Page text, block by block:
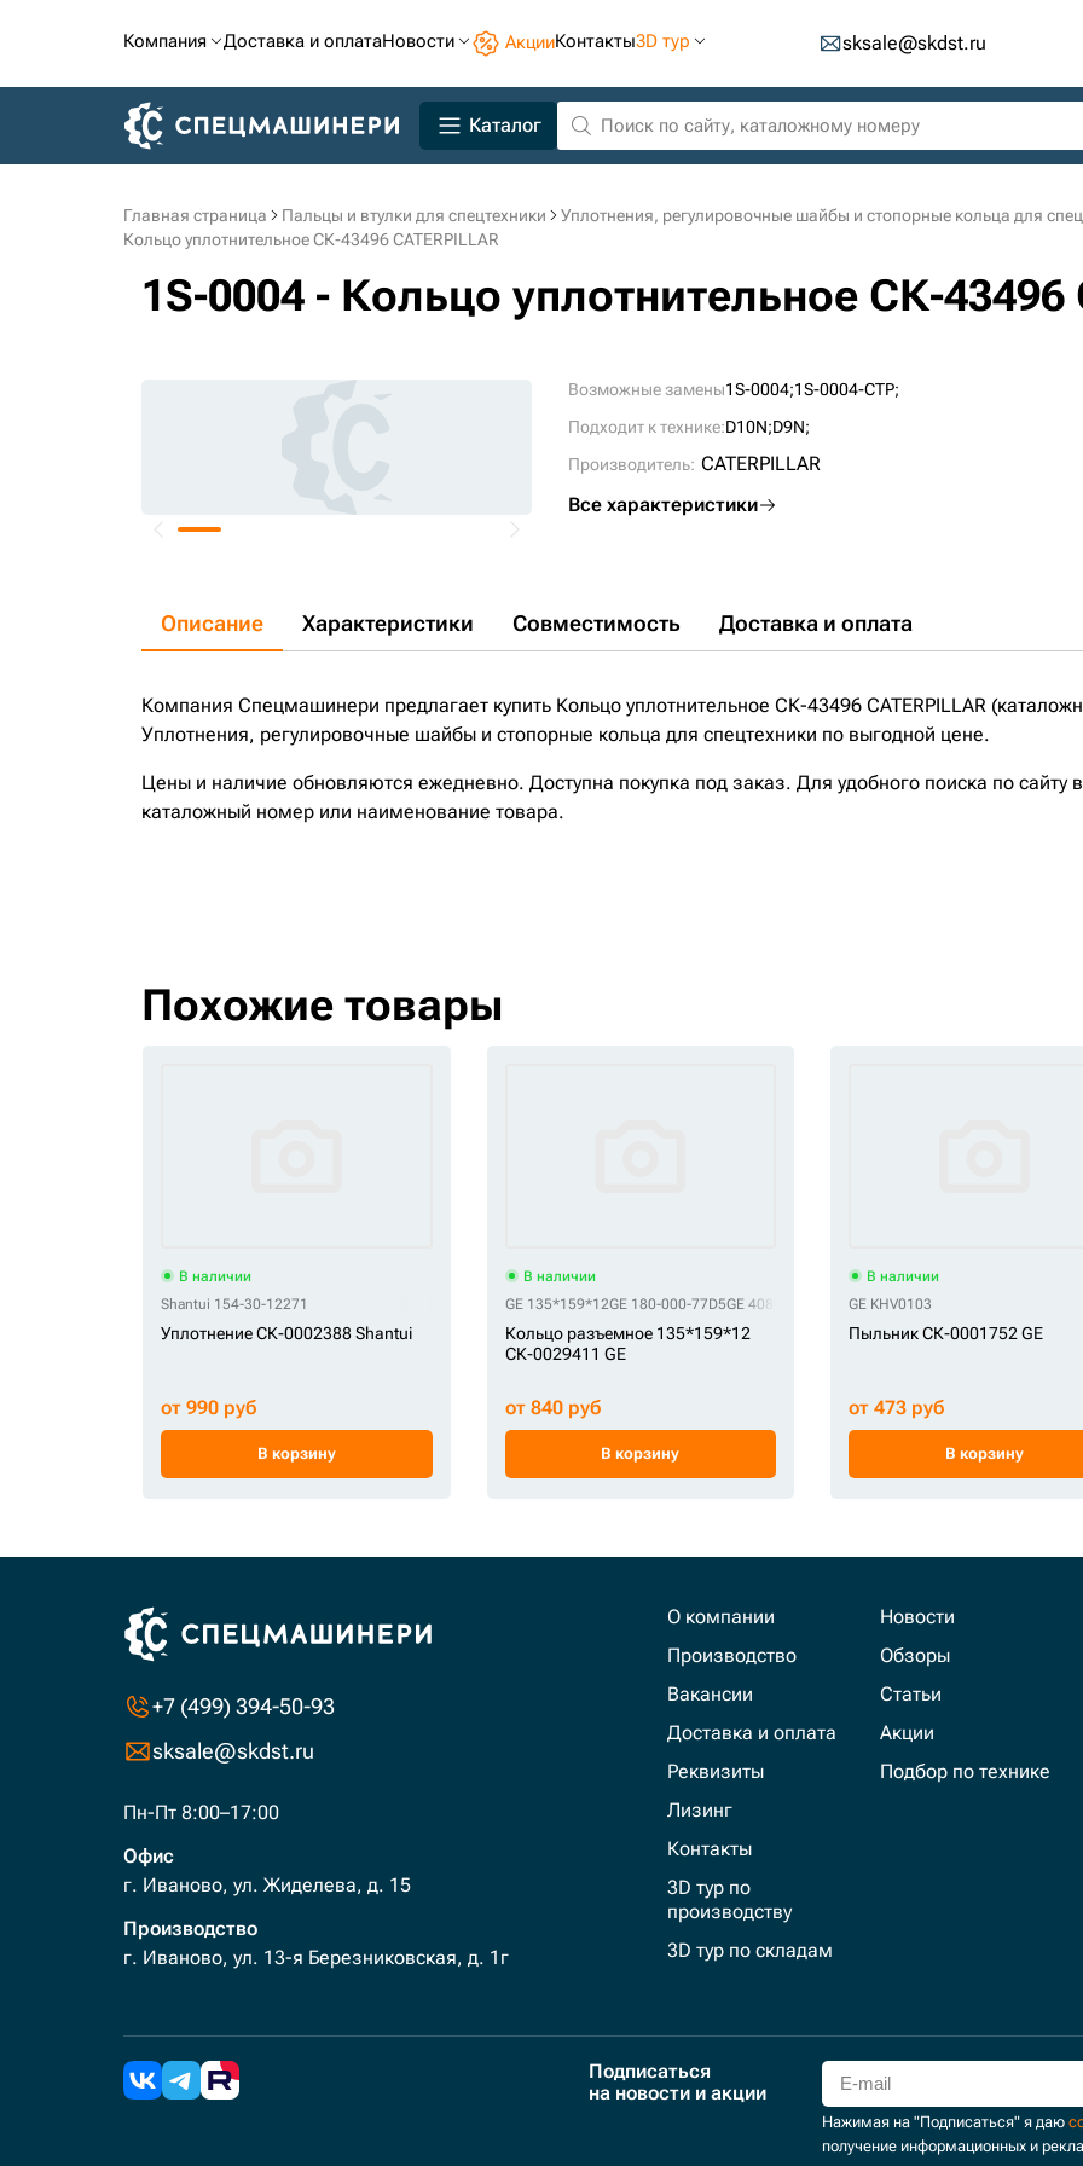
Компания Доставка и оплатаНовости АкцииКонтакты3D тур sksale@skdst.ru
Каталог
Главная страница Пальцы и втулки для спецтехники
Уплотнения, регулировочные шайбы и стопорные кольца для
Кольцо уплотнительное СК-43496 CATERPILLAR
1S-0004 - Кольцо уплотнительное СК-43496
Возможные замены1S-0004;1S-0004-CTP;
Подходит к технике:D10N;D9N;
Производитель: CATERPILLAR
Все характеристики
Описание Характеристики Совместимость Доставка и оплата
Компания Спецмашинери предлагает купить Кольцо уплотнительное СК-43496 CATERPILLAR
Уплотнения, регулировочные шайбы и стопорные кольца для спецтехники по выгодной цене.
Цены и наличие обновляются ежедневно. Доступна покупка под заказ. Для удобного поиска по сайту
каталожный номер или наименование товара.
Похожие товары
В наличии
Shantui 154-30-12271
Уплотнение СК-0002388 Shantui
от 990 руб
В корзину
В наличии
GE 135*159*12GE 180-000-77D5GE 4089028 GE 61Q6-06510
Кольцо разъемное 135*159*12
СК-0029411 GE
от 840 руб
В корзину
В наличии
GE KHV0103
Пыльник СК-0001752 GE
от 473 руб
В корзину
+7 (499) 394-50-93
sksale@skdst.ru
Пн-Пт 8:00–17:00
Офис
г. Иваново, ул. Жиделева, д. 15
Производство
г. Иваново, ул. 13-я Березниковская, д. 1г
О компании
Производство
Вакансии
Доставка и оплата
Реквизиты
Лизинг
Контакты
3D тур по
производству
3D тур по складам
Новости
Обзоры
Статьи
Акции
Подбор по технике
Подписаться
на новости и акции
Нажимая на "Подписаться" я даю
получение информационных и